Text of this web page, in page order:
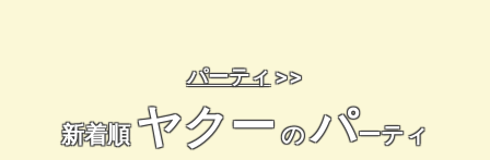
パーティ >>
新着順ヤクーのパーティ